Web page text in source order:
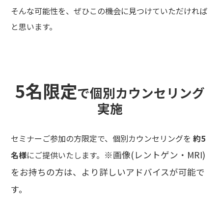
そんな可能性を、ぜひこの機会に見つけていただければ
と思います。
5名限定で個別カウンセリング
実施
セミナーご参加の方限定で、個別カウンセリングを約5
名様にご提供いたします。 ※画像(レントゲン・MRI)
をお持ちの方は、より詳しいアドバイスが可能で
す。